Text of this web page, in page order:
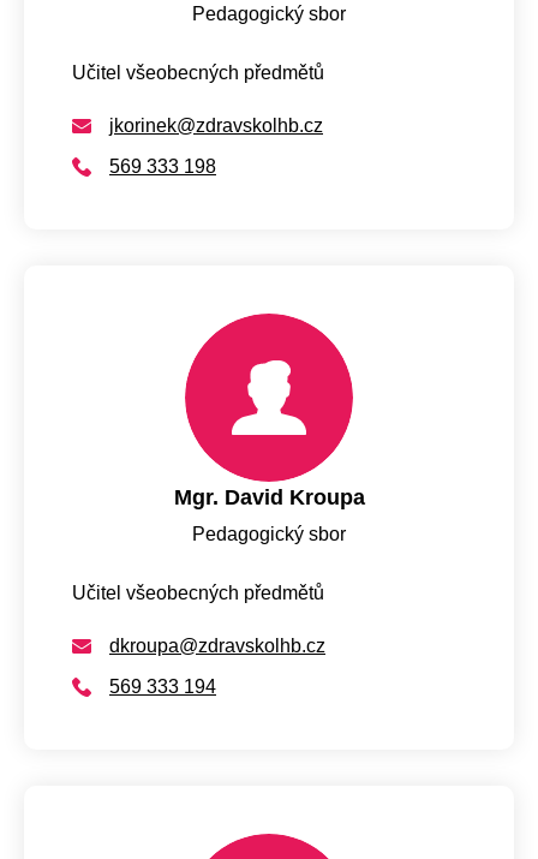
Pedagogický sbor
Učitel všeobecných předmětů
jkorinek@zdravskolhb.cz
569 333 198
Mgr. David Kroupa
Pedagogický sbor
Učitel všeobecných předmětů
dkroupa@zdravskolhb.cz
569 333 194